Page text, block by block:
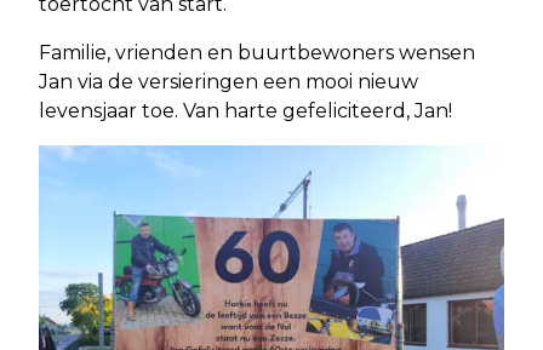
toertocht van start.
Familie, vrienden en buurtbewoners wensen
Jan via de versieringen een mooi nieuw
levensjaar toe. Van harte gefeliciteerd, Jan!